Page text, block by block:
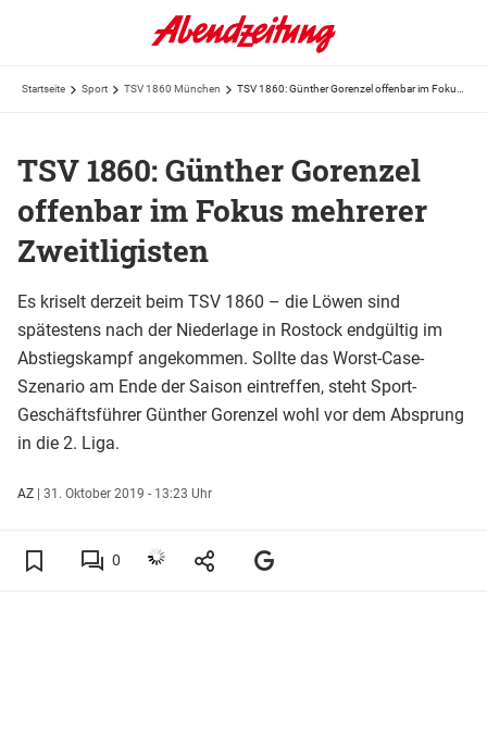
Startseite Sport TSV 1860 München
TSV 1860: Günther Gorenzel
offenbar im Fokus mehrerer
Zweitligisten
Es kriselt derzeit beim TSV 1860 – die Löwen sind
spätestens nach der Niederlage in Rostock endgültig im
Abstiegskampf angekommen. Sollte das Worst-Case-
Szenario am Ende der Saison eintreffen, steht Sport-
Geschäftsführer Günther Gorenzel wohl vor dem Absprung
in die 2. Liga.
AZ | 31. Oktober 2019 - 13:23 Uhr
0